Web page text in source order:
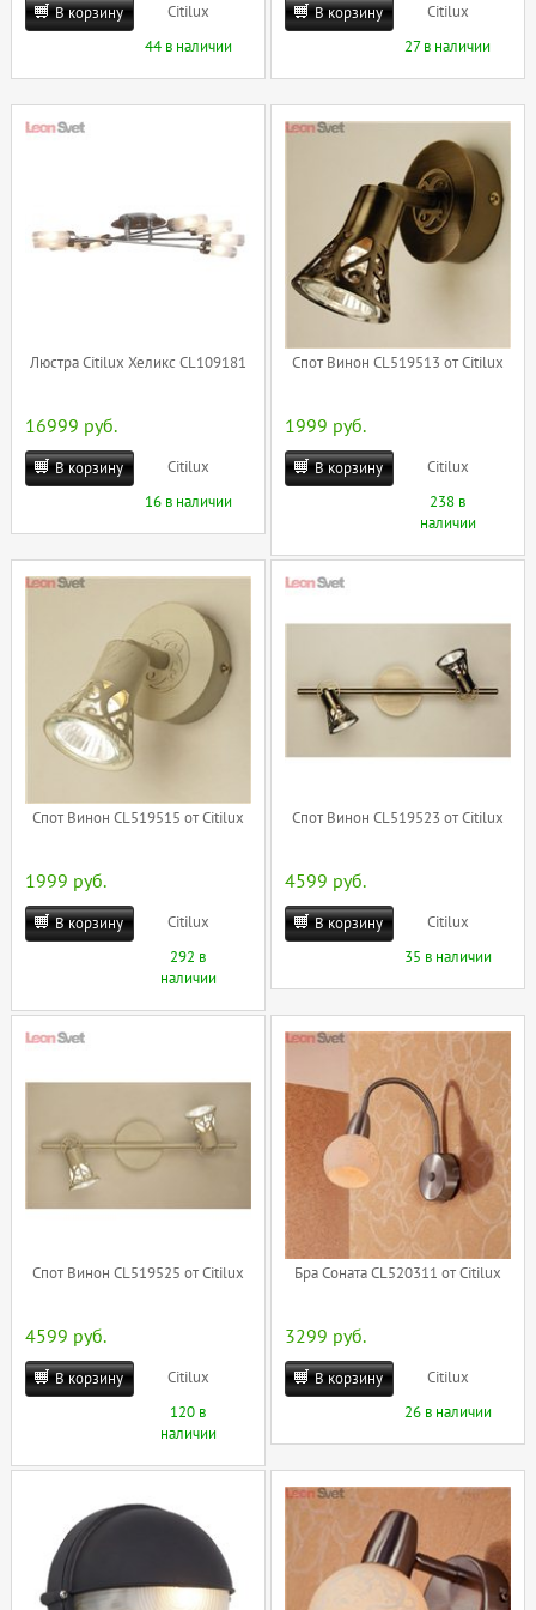
В корзину
Citilux
44 в наличии
В корзину
Citilux
27 в наличии
Люстра Citilux Хеликс CL109181
16999 руб.
В корзину
Citilux
16 в наличии
Спот Винон CL519513 от Citilux
1999 руб.
В корзину
Citilux
238 в
наличии
Спот Винон CL519515 от Citilux
1999 руб.
В корзину
Citilux
292 в
наличии
Спот Винон CL519523 от Citilux
4599 руб.
В корзину
Citilux
35 в наличии
Спот Винон CL519525 от Citilux
4599 руб.
В корзину
Citilux
120 в
наличии
Бра Соната CL520311 от Citilux
3299 руб.
В корзину
Citilux
26 в наличии